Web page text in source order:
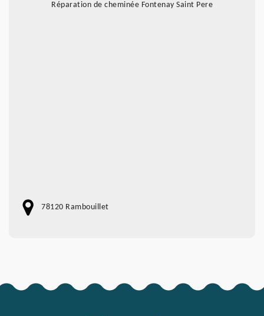
Réparation de cheminée Fontenay Saint Pere
78120 Rambouillet